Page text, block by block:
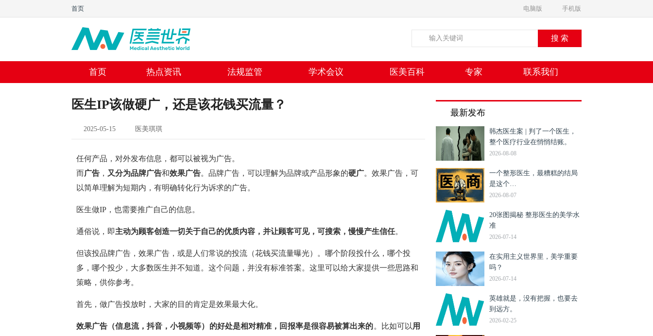
首页 电脑版 手机版
首页 热点资讯 法规监管 学术会议 医美百科 专家 联系我们
医生IP该做硬广，还是该花钱买流量？
2025-05-15 医美琪琪
任何产品，对外发布信息，都可以被视为广告。
而广告 ， 又分为品牌广告和效果广告。品牌广告，可以理解为品牌或产品形象的硬广。效果广告，可
以简单理解为短期内，有明确转化行为诉求的广告。
医生做IP，也需要推广自己的信息。
通俗说，即主动为顾客创造一切关于自己的优质内容，并让顾客可见，可搜索，慢慢产生信任。
但该投品牌广告，效果广告，或是人们常说的投流（花钱买流量曝光）。哪个阶段投什么，哪个投
多，哪个投少，大多数医生并不知道。这个问题，并没有标准答案。这里可以给大家提供一些思路和
策略，供你参考。
首先，做广告投放时，大家的目的肯定是效果最大化。
效果广告（信息流，抖音，小视频等）的好处是相对精准，回报率是很容易被算出来的。比如可以 用
最新发布
韩杰医生案 | 判了一个医生，
整个医疗行业在悄悄结账。
2026-08-08
一个整形医生，最糟糕的结局
是这个…
2026-08-07
20张图揭秘 整形医生的美学水
准
2026-07-14
在实用主义世界里，美学重要
吗？
2026-07-14
英雄就是，没有把握，也要去
到远方。
2026-02-25